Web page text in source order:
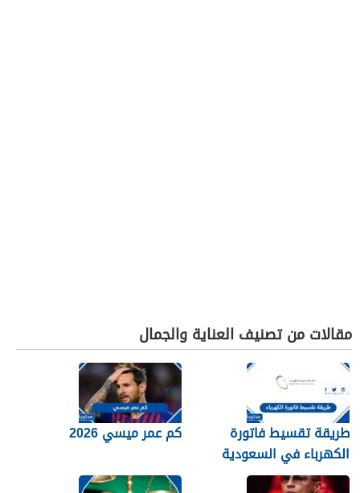
مقالات من تصنيف العناية والجمال
طريقة تقسيط فاتورة
الكهرباء في السعودية
1448 – 2026
كم عمر ميسي 2026